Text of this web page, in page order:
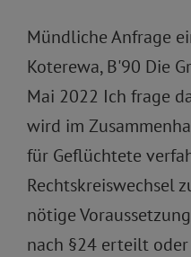
Mündliche Anfrage
Koterewa, B'90 Die
Mai 2022 Ich frage
wird im
für Geflüchtete
Rechtskreiswechsel
nötige
nach §24 erteilt